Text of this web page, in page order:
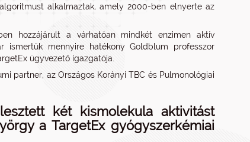
alkalmaztak, amely 2000-ben elnyerte az
hozzájárult a várhatóan mindkét enzimen aktív
ismertük mennyire hatékony Goldblum professzor
ügyvezető igazgatója.
partner, az Országos Korányi TBC és Pulmonológiai
két kismolekula aktivitást
a TargetEx gyógyszerkémiai